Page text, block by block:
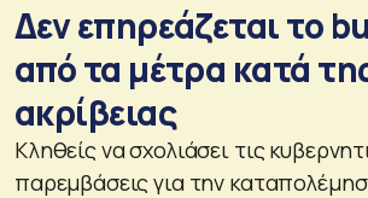
Δεν επηρεάζεται το
από τα μέτρα κατά
ακρίβειας
Κληθείς να σχολιάσει τις
παρεμβάσεις για την